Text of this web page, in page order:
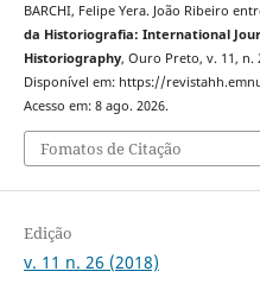
BARCHI, Felipe Yera. João Ribeiro
da Historiografia: International
Historiography, Ouro Preto, v. 11, n.
Disponível em: https://
Acesso em: 8 ago. 2026.
Fomatos de Citação
Edição
v. 11 n. 26 (2018)